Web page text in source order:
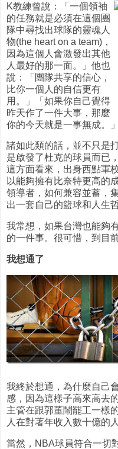
K教練曾說：「一個領袖
的任務就是必須在這個團
隊中尋找出球隊的靈魂人
物(the heart on a team)，
因為這個人會激發出其他
人最好的那一面。」他也
說：「團隊共享的信心，
比你一個人的自信更有
用。」「如果你自己覺得
昨天作了一件大事，那麼
你的今天就是一事無成。」
諸如此類的話，並不只是
是啟發了杜克的球員而已
這方面看來，出身西點軍
以能夠擁有比奈特更高的
領導者，如何兼容並蓄，
出一套自己的籃球和人生哲
我常想，如果台灣也能夠
的一件事。很可惜，到目
我想通了
我終於想通，為什麼自己
感，因為這樣子高來高去
主管在跟郭董鬧罷工一樣
人在對著年收入數十億的
當然，NBA球員符合一切